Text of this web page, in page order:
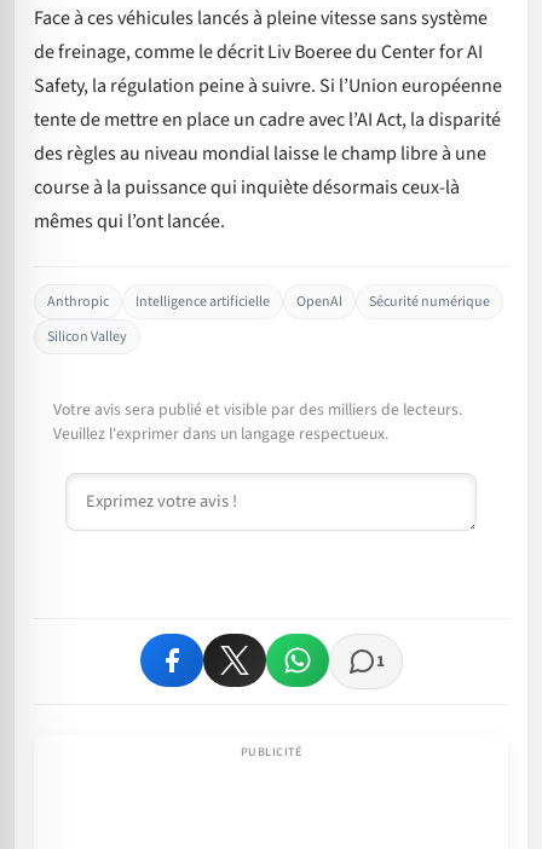
Face à ces véhicules lancés à pleine vitesse sans système
de freinage, comme le décrit Liv Boeree du Center for AI
Safety, la régulation peine à suivre. Si l’Union européenne
tente de mettre en place un cadre avec l’AI Act, la disparité
des règles au niveau mondial laisse le champ libre à une
course à la puissance qui inquiète désormais ceux-là
mêmes qui l’ont lancée.
Anthropic Intelligence artificielle OpenAI
Sécurité numérique
Silicon Valley
Votre avis sera publié et visible par des milliers de lecteurs.
Veuillez l'exprimer dans un langage respectueux.
Commentaire
1